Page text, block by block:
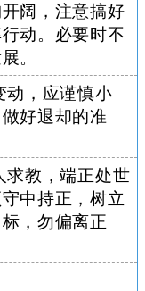
阔，注意搞好
动。必要时不
。
动，应谨慎小
好退却的准
求教，端正处世
中持正，树立
，勿偏离正